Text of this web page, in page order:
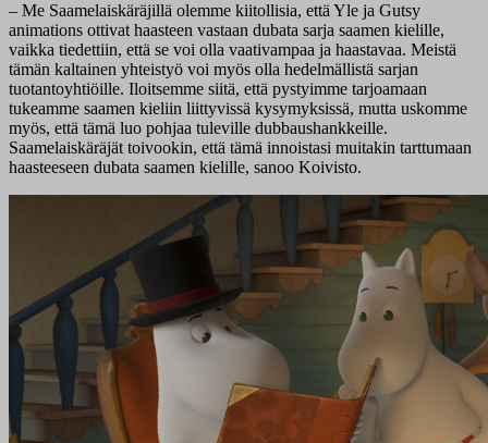
– Me Saamelaiskäräjillä olemme kiitollisia, että Yle ja Gutsy
animations ottivat haasteen vastaan dubata sarja saamen kielille,
vaikka tiedettiin, että se voi olla vaativampaa ja haastavaa. Meistä
tämän kaltainen yhteistyö voi myös olla hedelmällistä sarjan
tuotantoyhtiöille. Iloitsemme siitä, että pystyimme tarjoamaan
tukeamme saamen kieliin liittyvissä kysymyksissä, mutta uskomme
myös, että tämä luo pohjaa tuleville dubbaushankkeille.
Saamelaiskäräjät toivookin, että tämä innoistasi muitakin tarttumaan
haasteeseen dubata saamen kielille, sanoo Koivisto.